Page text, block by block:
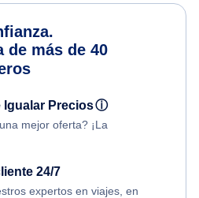
de más de 40
Igualar Preciosⓘ
mejor oferta? ¡La
24/7
expertos en viajes, en